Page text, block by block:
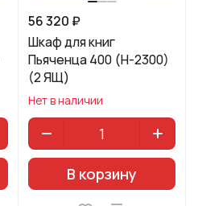
56 320 ₽
Шкаф для книг
Пьяченца 400 (H-2300)
(2 ЯЩ)
Нет в наличии
В корзину